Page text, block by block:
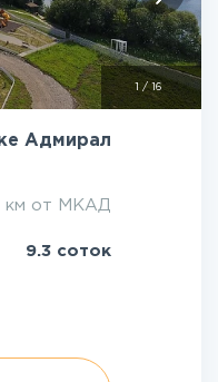
/ 16
Адмирал
км от МКАД
9.3 соток